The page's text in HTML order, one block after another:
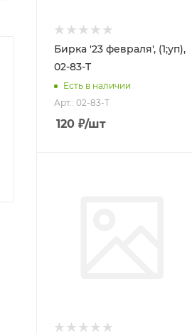
Бирка '23 февраля', (1;уп),
02-83-T
Есть в наличии
Арт.: 02-83-T
120 ₽/шт